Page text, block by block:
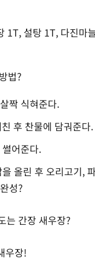
1T, 설탕 1T, 다진마
법?
짝 식혀준다.
후 찬물에 담궈준다.
어준다.
올린 후 오리고기,
성?
는 간장 새우장?
우장!